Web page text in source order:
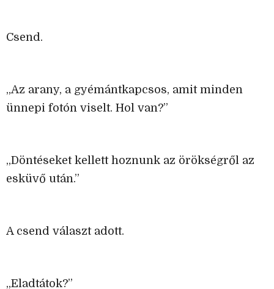
Csend.
„Az arany, a gyémántkapcsos, amit minden
ünnepi fotón viselt. Hol van?”
„Döntéseket kellett hoznunk az örökségről az
esküvő után.”
A csend választ adott.
„Eladtátok?”